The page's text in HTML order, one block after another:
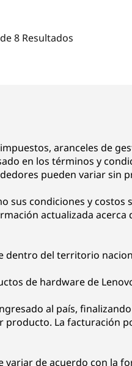
de 8 Resultados
aranceles de
en los términos y
pueden variar sin
sus condiciones y costos
actualizada acerca
dentro del territorio
de hardware de
al país,
La facturación
de acuerdo con la